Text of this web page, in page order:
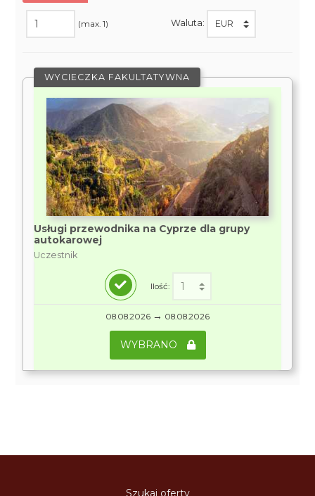
(max. 1) Waluta:
WYCIECZKA FAKULTATYWNA
Usługi przewodnika na Cyprze dla grupy
autokarowej
Uczestnik
Ilość:
08.08.2026 → 08.08.2026
WYBRANO
Szukaj oferty